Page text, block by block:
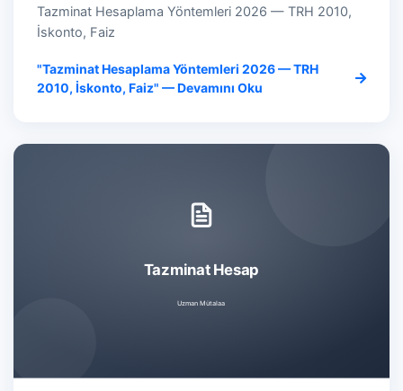
Tazminat Hesaplama Yöntemleri 2026 — TRH 2010,
İskonto, Faiz
"Tazminat Hesaplama Yöntemleri 2026 — TRH
2010, İskonto, Faiz" — Devamını Oku